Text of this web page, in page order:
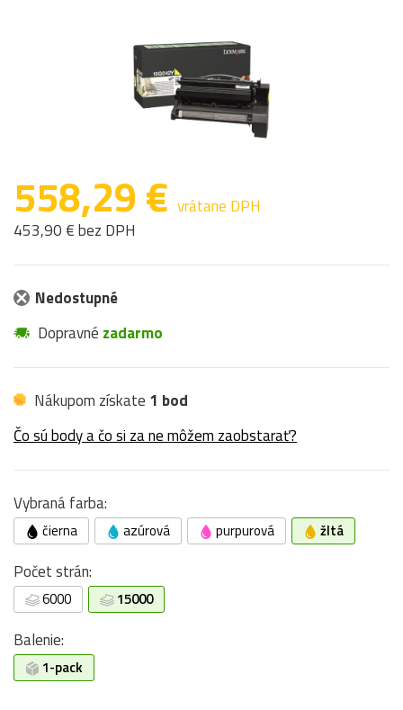
558,29 € vrátane DPH
453,90 € bez DPH
Nedostupné
Dopravné zadarmo
Nákupom získate 1 bod
Čo sú body a čo si za ne môžem zaobstarať?
Vybraná farba:
čierna azúrová purpurová žltá
Počet strán:
6000 15000
Balenie:
1-pack